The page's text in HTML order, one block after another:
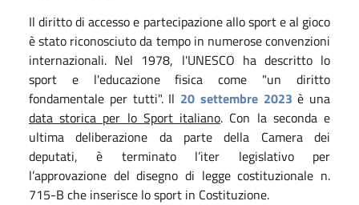
Il diritto di accesso e partecipazione allo sport e al gioco
è stato riconosciuto da tempo in numerose convenzioni
internazionali. Nel 1978, l'UNESCO ha descritto lo
sport e l'educazione fisica come "un diritto
fondamentale per tutti". Il 20 settembre 2023 è una
data storica per lo Sport italiano. Con la seconda e
ultima deliberazione da parte della Camera dei
deputati, è terminato l’iter legislativo per
l’approvazione del disegno di legge costituzionale n.
715-B che inserisce lo sport in Costituzione.